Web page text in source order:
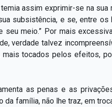
assim exprimir-se na sua
subsistência, e se, entre
seu meio.” Por mais
verdade talvez
tocados pelos efeitos,
as penas e as
da família, não lhe traz, em